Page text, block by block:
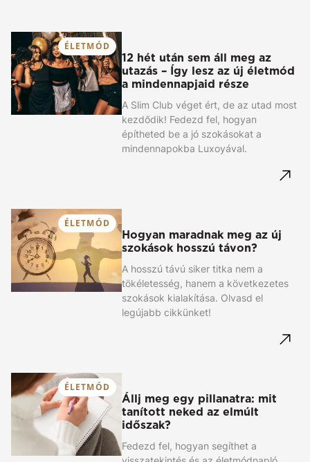
ÉLETMÓD
12 hét után sem áll meg az
utazás – Így lesz az új életmód
a mindennapjaid része
A Slim Club véget ért, de az utad most
kezdődik! Fedezd fel, hogyan
építheted be a jó szokásokat a
mindennapokba Luxoyával.
ÉLETMÓD
Hogyan maradnak meg az új
szokások hosszú távon?
A hosszú távú siker titka nem a
tökéletesség, hanem a következetes
szokások kialakítása. Olvasd el
legújabb cikkünket!
ÉLETMÓD
Állj meg egy pillanatra: mit
tanított neked az elmúlt
időszak?
Fedezd fel, hogyan segíthet a